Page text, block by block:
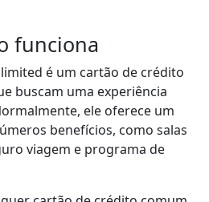
funciona
é um cartão de crédito
buscam uma experiência
ele oferece um
benefícios, como salas
viagem e programa de